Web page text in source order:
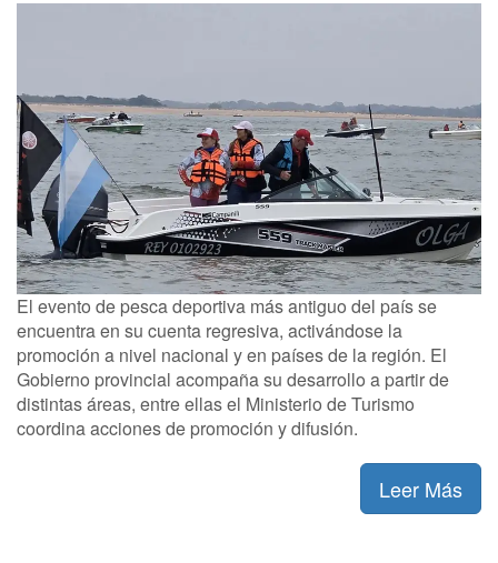
El evento de pesca deportiva más antiguo del país se
encuentra en su cuenta regresiva, activándose la
promoción a nivel nacional y en países de la región. El
Gobierno provincial acompaña su desarrollo a partir de
distintas áreas, entre ellas el Ministerio de Turismo
coordina acciones de promoción y difusión.
Leer Más